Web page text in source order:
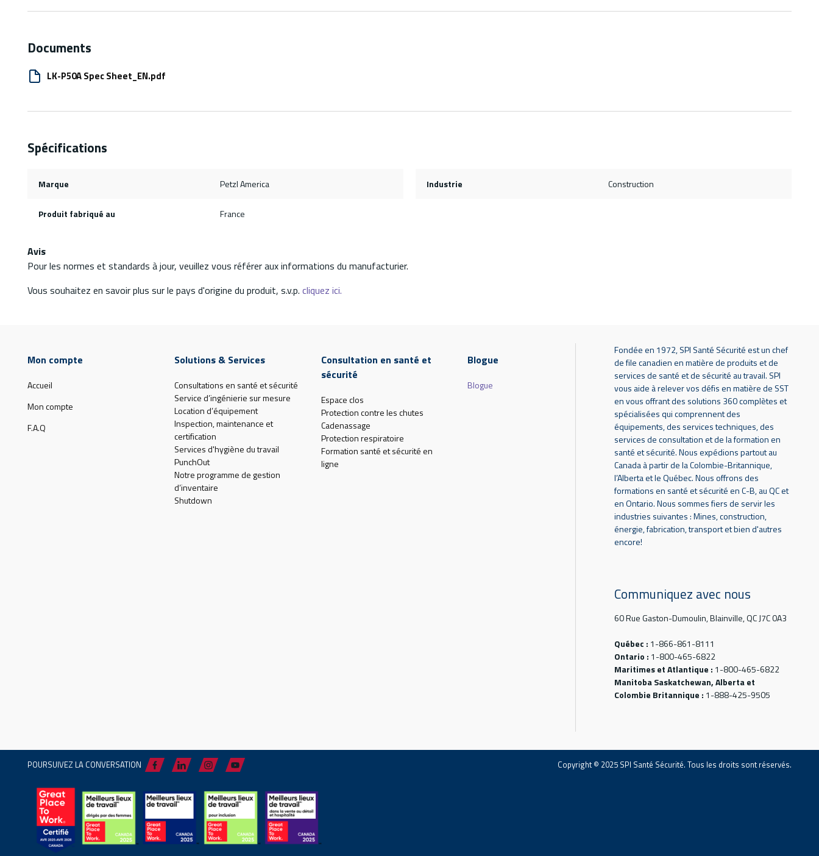
Documents
LK-P50A Spec Sheet_EN.pdf
Spécifications
Marque Petzl America Industrie Construction
Produit fabriqué au France
Avis
Pour les normes et standards à jour, veuillez vous référer aux informations du manufacturier.
Vous souhaitez en savoir plus sur le pays d'origine du produit, s.v.p. cliquez ici.
Mon compte
Accueil
Mon compte
F.A.Q
Solutions & Services
Consultations en santé et sécurité
Service d’ingénierie sur mesure
Location d’équipement
Inspection, maintenance et
certification
Services d'hygiène du travail
PunchOut
Notre programme de gestion
d’inventaire
Shutdown
Consultation en santé et
sécurité
Espace clos
Protection contre les chutes
Cadenassage
Protection respiratoire
Formation santé et sécurité en
ligne
Blogue
Blogue
Fondée en 1972, SPI Santé Sécurité est un chef
de file canadien en matière de produits et de
services de santé et de sécurité au travail. SPI
vous aide à relever vos défis en matière de SST
en vous offrant des solutions 360 complètes et
spécialisées qui comprennent des
équipements, des services techniques, des
services de consultation et de la formation en
santé et sécurité. Nous expédions partout au
Canada à partir de la Colombie-Britannique,
l’Alberta et le Québec. Nous offrons des
formations en santé et sécurité en C-B, au QC et
en Ontario. Nous sommes fiers de servir les
industries suivantes : Mines, construction,
énergie, fabrication, transport et bien d'autres
encore!
Communiquez avec nous
60 Rue Gaston-Dumoulin, Blainville, QC J7C 0A3
Québec : 1-866-861-8111
Ontario : 1-800-465-6822
Maritimes et Atlantique : 1-800-465-6822
Manitoba Saskatchewan, Alberta et
Colombie Britannique : 1-888-425-9505
POURSUIVEZ LA CONVERSATION Copyright © 2025 SPI Santé Sécurité. Tous les droits sont réservés.